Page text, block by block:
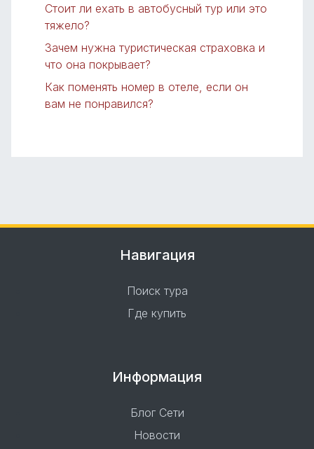
Стоит ли ехать в автобусный тур или это
тяжело?
Зачем нужна туристическая страховка и
что она покрывает?
Как поменять номер в отеле, если он
вам не понравился?
Навигация
Поиск тура
Где купить
Информация
Блог Сети
Новости